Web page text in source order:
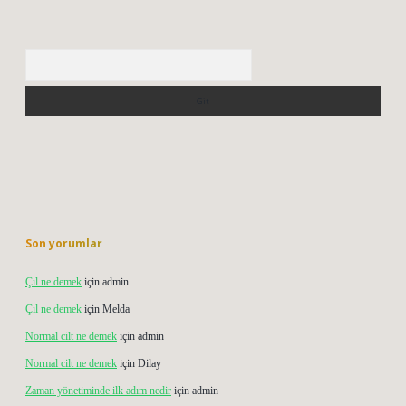
Son yorumlar
Çıl ne demek için admin
Çıl ne demek için Melda
Normal cilt ne demek için admin
Normal cilt ne demek için Dilay
Zaman yönetiminde ilk adım nedir için admin